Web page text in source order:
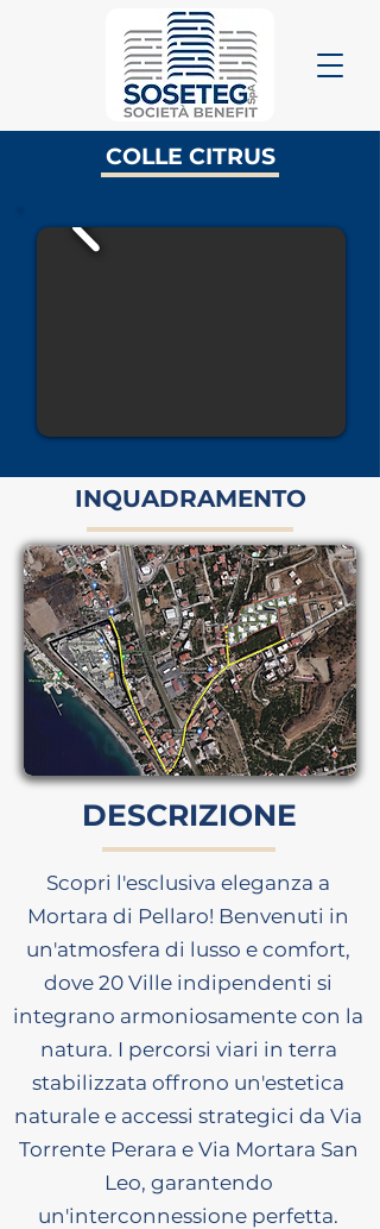
COLLE CITRUS
INQUADRAMENTO
DESCRIZIONE
Scopri l'esclusiva eleganza a
Mortara di Pellaro! Benvenuti in
un'atmosfera di lusso e comfort,
dove 20 Ville indipendenti si
integrano armoniosamente con la
natura. I percorsi viari in terra
stabilizzata offrono un'estetica
naturale e accessi strategici da Via
Torrente Perara e Via Mortara San
Leo, garantendo
un'interconnessione perfetta.